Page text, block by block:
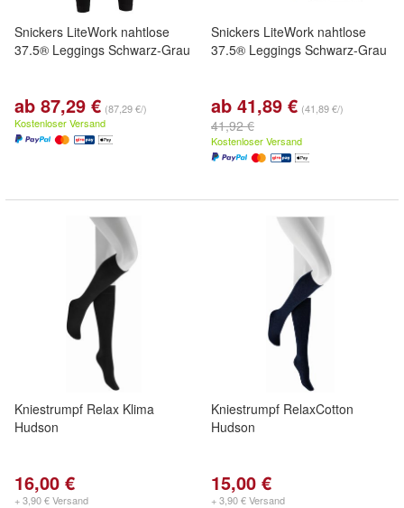
Snickers LiteWork nahtlose
37.5® Leggings Schwarz-Grau
ab 87,29 € (87,29 €/)
Kostenloser Versand
Snickers LiteWork nahtlose
37.5® Leggings Schwarz-Grau
ab 41,89 € (41,89 €/)
41,92 €
Kostenloser Versand
Kniestrumpf Relax Klima
Hudson
16,00 €
+ 3,90 € Versand
Kniestrumpf RelaxCotton
Hudson
15,00 €
+ 3,90 € Versand